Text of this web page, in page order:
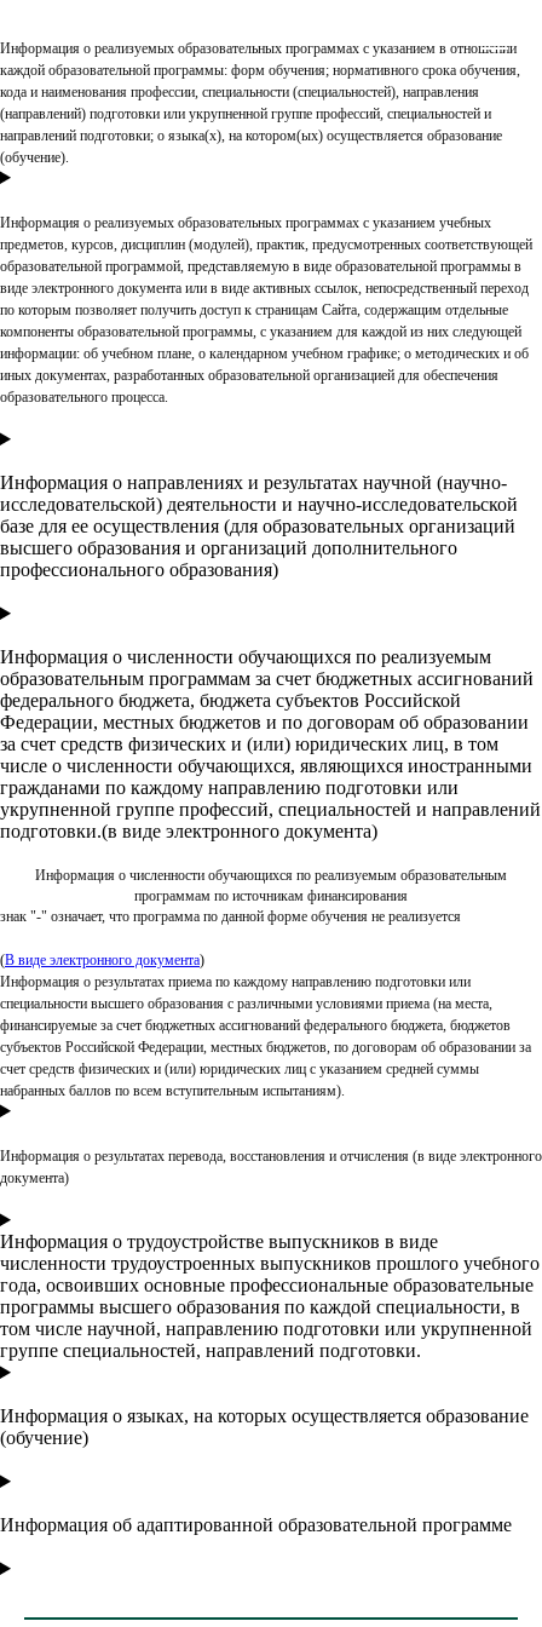
Информация о реализуемых образовательных программах с указанием в отношении
каждой образовательной программы: форм обучения; нормативного срока обучения,
кода и наименования профессии, специальности (специальностей), направления
(направлений) подготовки или укрупненной группе профессий, специальностей и
направлений подготовки; о языка(х), на котором(ых) осуществляется образование
(обучение).
Информация о реализуемых образовательных программах с указанием учебных
предметов, курсов, дисциплин (модулей), практик, предусмотренных соответствующей
образовательной программой, представляемую в виде образовательной программы в
виде электронного документа или в виде активных ссылок, непосредственный переход
по которым позволяет получить доступ к страницам Сайта, содержащим отдельные
компоненты образовательной программы, с указанием для каждой из них следующей
информации: об учебном плане, о календарном учебном графике; о методических и об
иных документах, разработанных образовательной организацией для обеспечения
образовательного процесса.
Информация о направлениях и результатах научной (научно-
исследовательской) деятельности и научно-исследовательской
базе для ее осуществления (для образовательных организаций
высшего образования и организаций дополнительного
профессионального образования)
Информация о численности обучающихся по реализуемым
образовательным программам за счет бюджетных ассигнований
федерального бюджета, бюджета субъектов Российской
Федерации, местных бюджетов и по договорам об образовании
за счет средств физических и (или) юридических лиц, в том
числе о численности обучающихся, являющихся иностранными
гражданами по каждому направлению подготовки или
укрупненной группе профессий, специальностей и направлений
подготовки.(в виде электронного документа)
Информация о численности обучающихся по реализуемым образовательным
программам по источникам финансирования
знак "-" означает, что программа по данной форме обучения не реализуется
(В виде электронного документа)
Информация о результатах приема по каждому направлению подготовки или
специальности высшего образования с различными условиями приема (на места,
финансируемые за счет бюджетных ассигнований федерального бюджета, бюджетов
субъектов Российской Федерации, местных бюджетов, по договорам об образовании за
счет средств физических и (или) юридических лиц с указанием средней суммы
набранных баллов по всем вступительным испытаниям).
Информация о результатах перевода, восстановления и отчисления (в виде электронного
документа)
Информация о трудоустройстве выпускников в виде
численности трудоустроенных выпускников прошлого учебного
года, освоивших основные профессиональные образовательные
программы высшего образования по каждой специальности, в
том числе научной, направлению подготовки или укрупненной
группе специальностей, направлений подготовки.
Информация о языках, на которых осуществляется образование
(обучение)
Информация об адаптированной образовательной программе